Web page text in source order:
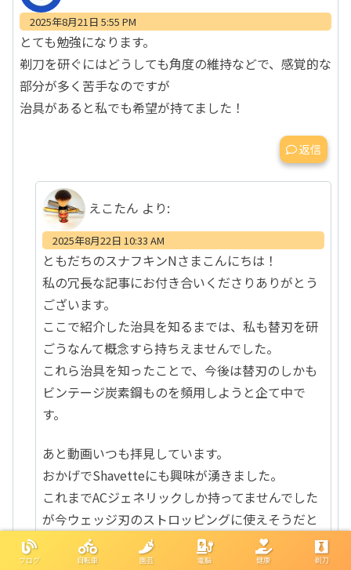
2025年8月21日 5:55 PM
とても勉強になります。
剃刀を研ぐにはどうしても角度の維持などで、感覚的な
部分が多く苦手なのですが
治具があると私でも希望が持てました！
返信
えこたん より:
2025年8月22日 10:33 AM
ともだちのスナフキンNさまこんにちは！
私の冗長な記事にお付き合いくださりありがとう
ございます。
ここで紹介した治具を知るまでは、私も替刃を研
ごうなんて概念すら持ちえませんでした。
これら治具を知ったことで、今後は替刃のしかも
ビンテージ炭素鋼ものを頻用しようと企て中で
す。
あと動画いつも拝見しています。
おかげでShavetteにも興味が湧きました。
これまでACジェネリックしか持ってませんでした
が今ウェッジ刃のストロッピングに使えそうだと
にらんだ1品を注文中です。
届いたらまたここでインプレしたいと存じてま
ブログ 自転車 園芸 電脳 健康 剃刀